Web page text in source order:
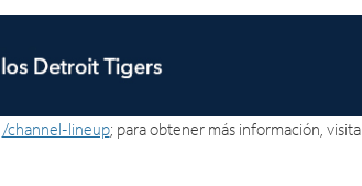
/channel-lineup; para obtener más información, visita